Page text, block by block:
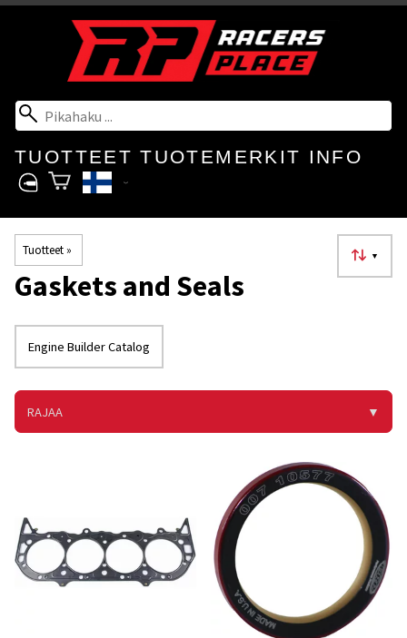
TUOTTEET TUOTEMERKIT INFO
Tuotteet‪» ▼
Gaskets and Seals
Engine Builder Catalog
RAJAA ▼